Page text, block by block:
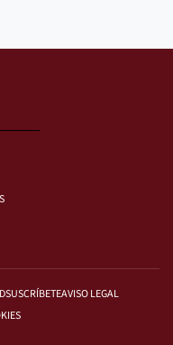
SUSCRÍBETEAVISO LEGAL